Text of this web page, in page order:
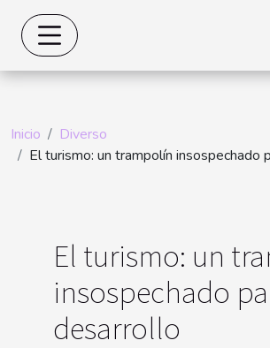
Inicio
Diverso
El turismo: un trampolín insospechado
El turismo: un
insospechado
desarrollo